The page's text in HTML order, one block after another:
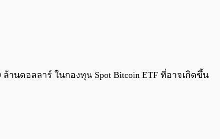
นดอลลาร์ ในกองทุน Spot Bitcoin ETF ที่อาจเกิดขึ้น